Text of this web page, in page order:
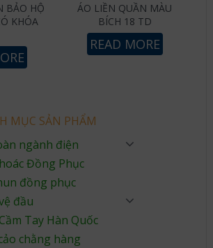
BẢO HỘ
KHÓA
ÁO LIỀN QUẦN MÀU
BÍCH 18 TD
READ MORE
MỤC SẢN PHẨM
ngành điện
Đồng Phục
đồng phục
đầu
Tay Hàn Quốc
chằng hàng